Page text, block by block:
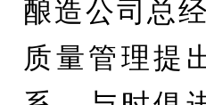
酿造公司总
质量管理提